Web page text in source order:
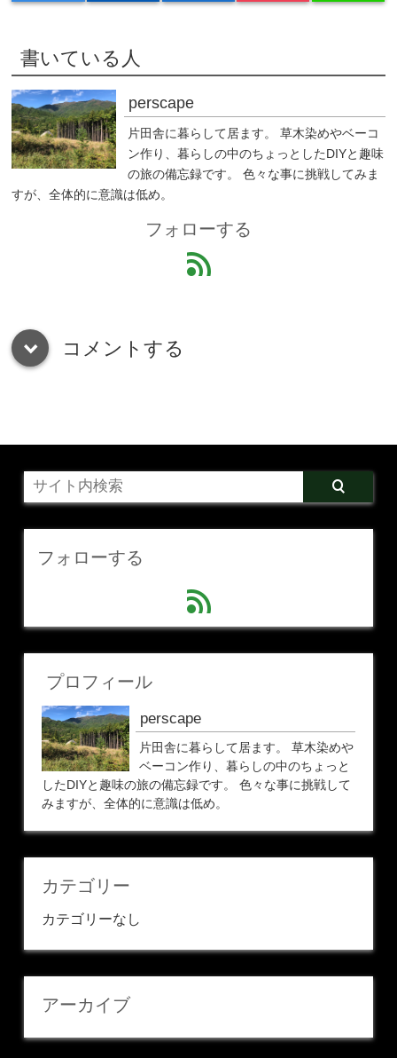
書いている人
perscape
片田舎に暮らして居ます。 草木染めやベーコ
ン作り、暮らしの中のちょっとしたDIYと趣味
の旅の備忘録です。 色々な事に挑戦してみま
すが、全体的に意識は低め。
フォローする
feed
down コメントする
フォローする
feed
プロフィール
perscape
片田舎に暮らして居ます。 草木染めや
ベーコン作り、暮らしの中のちょっと
したDIYと趣味の旅の備忘録です。 色々な事に挑戦して
みますが、全体的に意識は低め。
カテゴリー
カテゴリーなし
アーカイブ